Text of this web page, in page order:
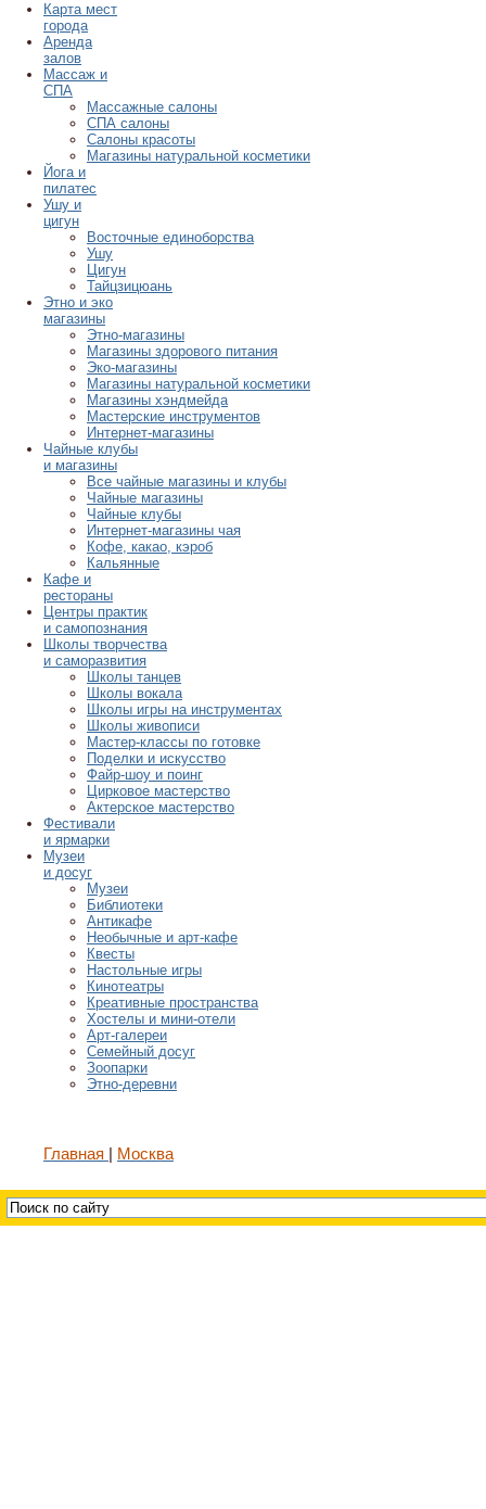
Карта мест
города
Аренда
залов
Массаж и
СПА
Массажные салоны
СПА салоны
Салоны красоты
Магазины натуральной косметики
Йога и
пилатес
Ушу и
цигун
Восточные единоборства
Ушу
Цигун
Тайцзицюань
Этно и эко
магазины
Этно-магазины
Магазины здорового питания
Эко-магазины
Магазины натуральной косметики
Магазины хэндмейда
Мастерские инструментов
Интернет-магазины
Чайные клубы
и магазины
Все чайные магазины и клубы
Чайные магазины
Чайные клубы
Интернет-магазины чая
Кофе, какао, кэроб
Кальянные
Кафе и
рестораны
Центры практик
и самопознания
Школы творчества
и саморазвития
Школы танцев
Школы вокала
Школы игры на инструментах
Школы живописи
Мастер-классы по готовке
Поделки и искусство
Файр-шоу и поинг
Цирковое мастерство
Актерское мастерство
Фестивали
и ярмарки
Музеи
и досуг
Музеи
Библиотеки
Антикафе
Необычные и арт-кафе
Квесты
Настольные игры
Кинотеатры
Креативные пространства
Хостелы и мини-отели
Арт-галереи
Семейный досуг
Зоопарки
Этно-деревни
Главная Москва